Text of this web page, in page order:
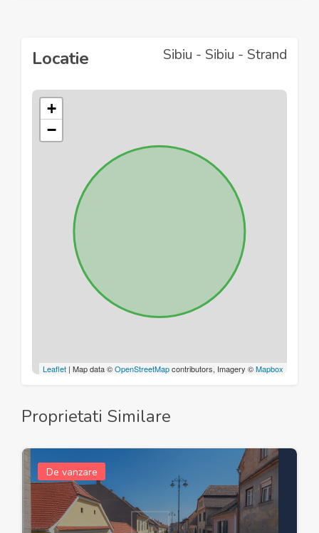
Locatie Sibiu - Sibiu - Strand
+
−
Leaflet | Map data ©OpenStreetMapcontributors, Imagery ©Mapbox
Proprietati Similare
De vanzare